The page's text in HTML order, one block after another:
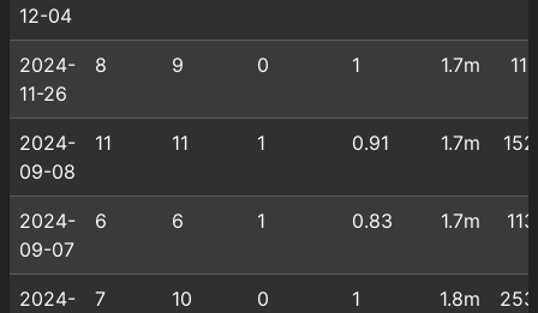
12-04
2024-
11-26
8 9 0 1 1.7m
2024-
09-08
11 11 1 0.91 1.7m
2024-
09-07
6 6 1 0.83 1.7m
2024-
7 10 0 1 1.8m